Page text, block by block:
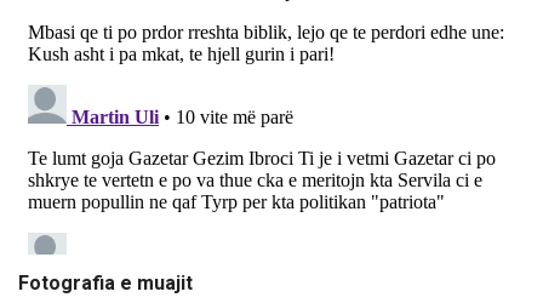
Fotografia e muajit